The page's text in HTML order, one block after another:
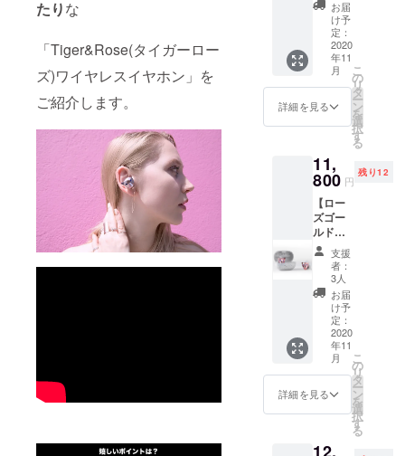
たりな
「Tiger&Rose(タイガーロー
ズ)ワイヤレスイヤホン」を
ご紹介します。
Tiger&
Roseワ
イヤレ
スイヤ
ホン × 1
個 ＜特
典＞ 特
典1：超
33%OF
F の
11,800
円(通常
価格
17,680
円) 特典
2：送料
込み ＜
商品詳
細＞ 製
品名：
Tiger&
Roseワ
イヤレ
スイヤ
ホン カ
の他詳
お届
け予
定：
2020
年11
月
詳細を見る
こ
の
リ
タ
ー
ン
を
選
択
す
る
11,
800 円
残り12
【ロー
ズゴー
ルド：
超早
割・15
名限
定・
33％OF
Tiger&
Roseワ
イヤレ
スイヤ
ホン × 1
個 ＜特
典＞ 特
早割・
支援
者：
3人
お届
け予
定：
2020
年11
月
詳細を見る
こ
の
リ
タ
ー
ン
を
選
択
す
る